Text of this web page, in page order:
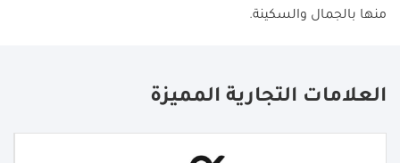
منها بالجمال والسكينة.
العلامات التجارية المميزة